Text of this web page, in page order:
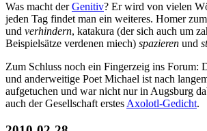
Was macht derGenitiv? Er wird von vielen
jeden Tag findet man ein weiteres. Homer
und verhindern, katakura (der sich auch um
Beispielsätze verdenen miech) spazieren und
Zum Schluss noch ein Fingerzeig ins Forum:
und anderweitige Poet Michael ist nach
aufgetuchen und war nicht nur in Augsburg
auch der Gesellschaft erstesAxolotl-Gedicht.